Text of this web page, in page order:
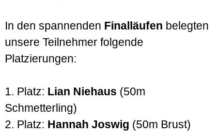
In den spannenden Finalläufen belegten
unsere Teilnehmer folgende
Platzierungen:
1. Platz: Lian Niehaus (50m
Schmetterling)
2. Platz: Hannah Joswig (50m Brust)